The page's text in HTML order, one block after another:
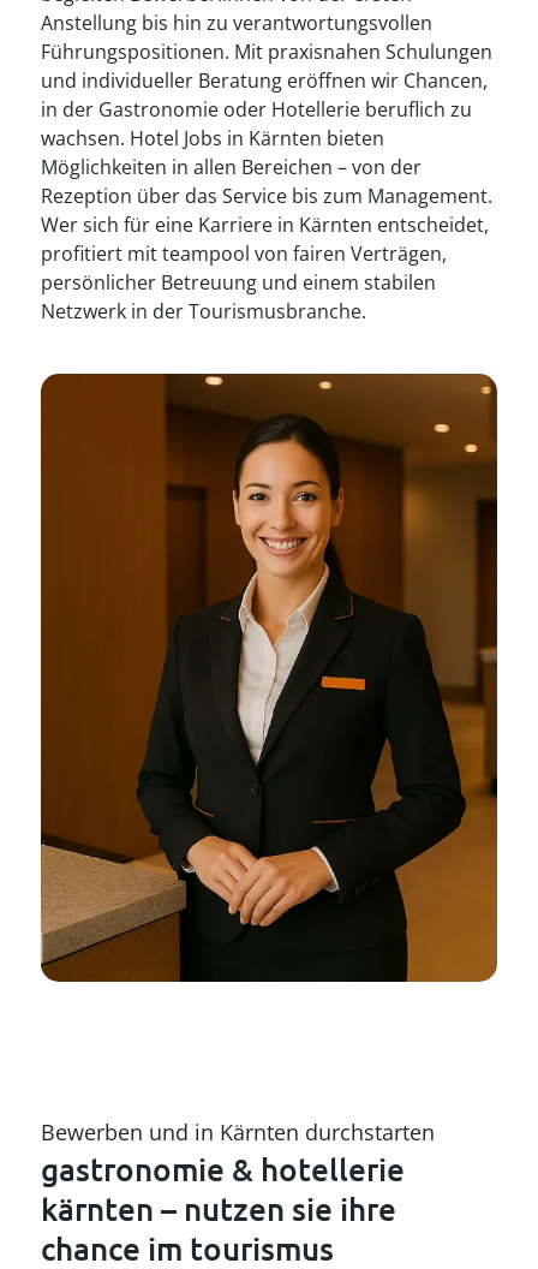
Anstellung bis hin zu verantwortungsvollen
Führungspositionen. Mit praxisnahen Schulungen
und individueller Beratung eröffnen wir Chancen,
in der Gastronomie oder Hotellerie beruflich zu
wachsen. Hotel Jobs in Kärnten bieten
Möglichkeiten in allen Bereichen – von der
Rezeption über das Service bis zum Management.
Wer sich für eine Karriere in Kärnten entscheidet,
profitiert mit teampool von fairen Verträgen,
persönlicher Betreuung und einem stabilen
Netzwerk in der Tourismusbranche.
Bewerben und in Kärnten durchstarten
gastronomie & hotellerie
kärnten – nutzen sie ihre
chance im tourismus